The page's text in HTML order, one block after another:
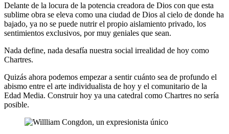
Delante de la locura de la potencia creadora de Dios con que esta
sublime obra se eleva como una ciudad de Dios al cielo de donde ha
bajado, ya no se puede nutrir el propio aislamiento privado, los
sentimientos exclusivos, por muy geniales que sean.
Nada define, nada desafía nuestra social irrealidad de hoy como
Chartres.
Quizás ahora podemos empezar a sentir cuánto sea de profundo el
abismo entre el arte individualista de hoy y el comunitario de la
Edad Media. Construir hoy ya una catedral como Chartres no sería
posible.